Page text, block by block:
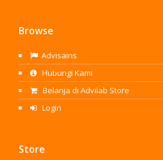
Browse
Advisains
Hubungi Kami
Belanja di Advilab Store
Login
Store